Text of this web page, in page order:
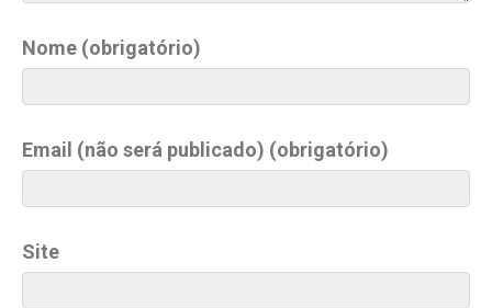
Nome (obrigatório)
Email (não será publicado) (obrigatório)
Site